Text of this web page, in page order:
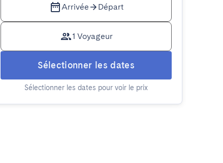
Arrivée Départ
1 Voyageur
Sélectionner les dates
Sélectionner les dates pour voir le prix